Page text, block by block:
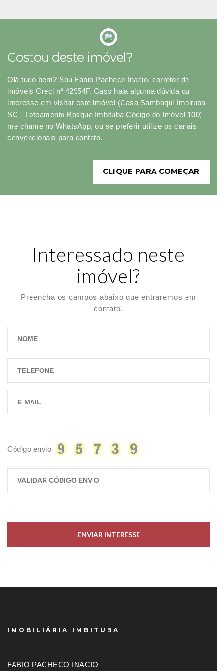
Gostou deste imóvel?
Olá tudo bem? Sou Fábio Pacheco Inacio, corretor de
imóveis Creci nº 42954F. Caso haja alguma dúvida ou
interesse em visitar este imóvel (Casa Sambaqui Imbituba-
SC - Loteamento Bosque Imbituba Código do Imóvel 100)
me chame no WhatsApp, ou se preferir utilize os canais
convencionais para contato.
CLIQUE PARA COMEÇAR
Interessado neste
imóvel?
Preencha os campos abaixo que entraremos em
contato.
Código envio
ENVIAR INTERESSE
IMOBILIÁRIA IMBITUBA
FABIO PACHECO INACIO